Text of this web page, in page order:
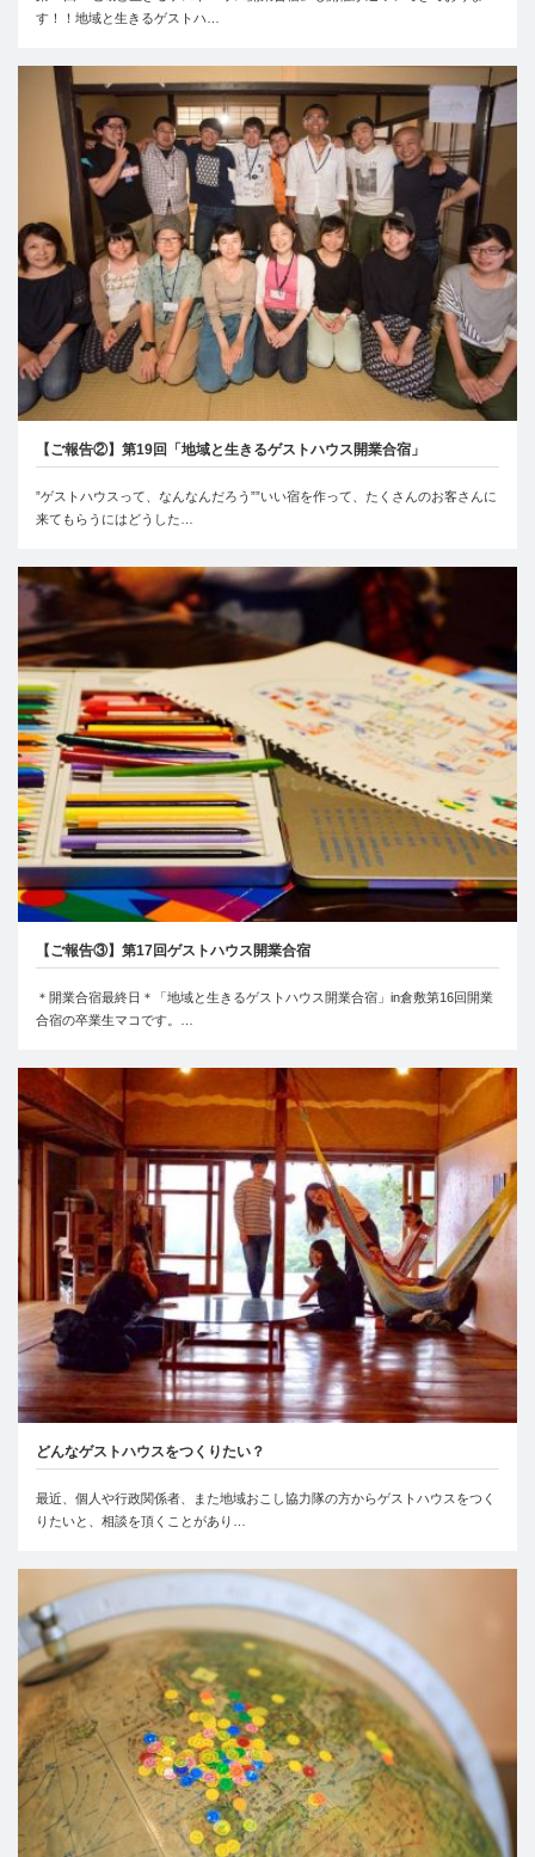
す！！地域と生きるゲストハ…
【ご報告②】第19回「地域と生きるゲストハウス開業合宿」
”ゲストハウスって、なんなんだろう””いい宿を作って、たくさんのお客さんに
来てもらうにはどうした…
【ご報告③】第17回ゲストハウス開業合宿
＊開業合宿最終日＊「地域と生きるゲストハウス開業合宿」in倉敷第16回開業
合宿の卒業生マコです。…
どんなゲストハウスをつくりたい？
最近、個人や行政関係者、また地域おこし協力隊の方からゲストハウスをつく
りたいと、相談を頂くことがあり…